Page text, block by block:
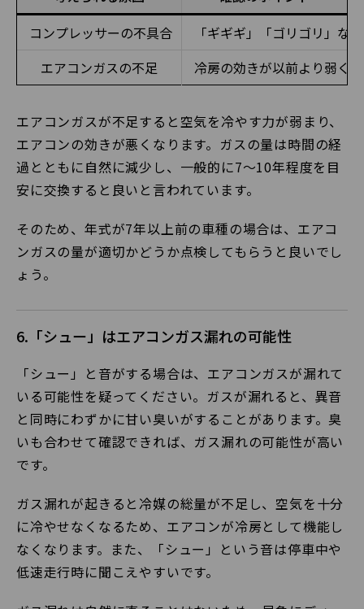
コンプレッサーの不具合
「ギギギ」「ゴリゴリ」な
エアコンガスの不足
冷房の効きが以前より弱く
エアコンガスが不足すると空気を冷やす力が弱まり、
エアコンの効きが悪くなります。ガスの量は時間の経
過とともに自然に減少し、一般的に7～10年程度を目
安に交換すると良いと言われています。
そのため、年式が7年以上前の車種の場合は、エアコ
ンガスの量が適切かどうか点検してもらうと良いでし
ょう。
6.「シュー」はエアコンガス漏れの可能性
「シュー」と音がする場合は、エアコンガスが漏れて
いる可能性を疑ってください。ガスが漏れると、異音
と同時にわずかに甘い臭いがすることがあります。臭
いも合わせて確認できれば、ガス漏れの可能性が高い
です。
ガス漏れが起きると冷媒の総量が不足し、空気を十分
に冷やせなくなるため、エアコンが冷房として機能し
なくなります。また、「シュー」という音は停車中や
低速走行時に聞こえやすいです。